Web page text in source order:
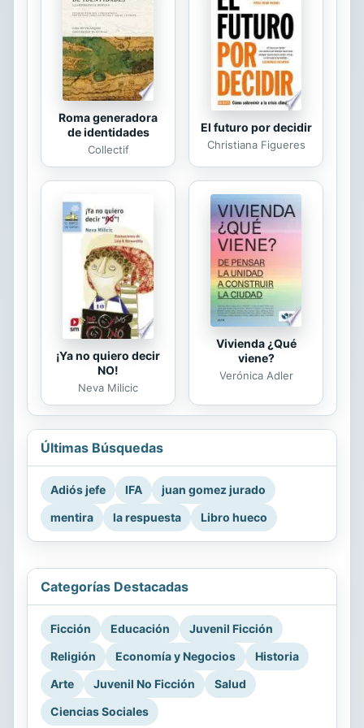
desplazado de nuestra vida
cotidiana. – 149 juegos de nuestro
acerbo cultural e histórico. – 149...
Roma generadora
de identidades
Collectif
El futuro por decidir
Christiana Figueres
¡Ya no quiero decir
NO!
Neva Milicic
Vivienda ¿Qué
viene?
Verónica Adler
Últimas Búsquedas
Adiós jefe IFA
juan gomez jurado
mentira
la respuesta Libro hueco
Categorías Destacadas
Ficción Educación
Juvenil Ficción
Religión
Economía y Negocios
Historia
Arte
Juvenil No Ficción
Salud
Ciencias Sociales